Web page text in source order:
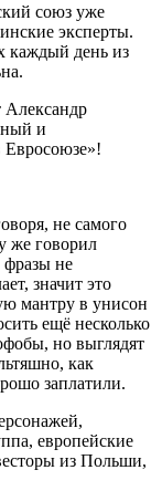
союз уже
эксперты.
каждый день из
Александр
и
Евросоюзе»!
не самого
же говорил
не
значит это
мантру в унисон
ещё несколько
но выглядят
как
заплатили.
европейские
из Польши,